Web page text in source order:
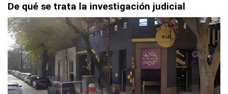
De qué se trata la investigación judicial